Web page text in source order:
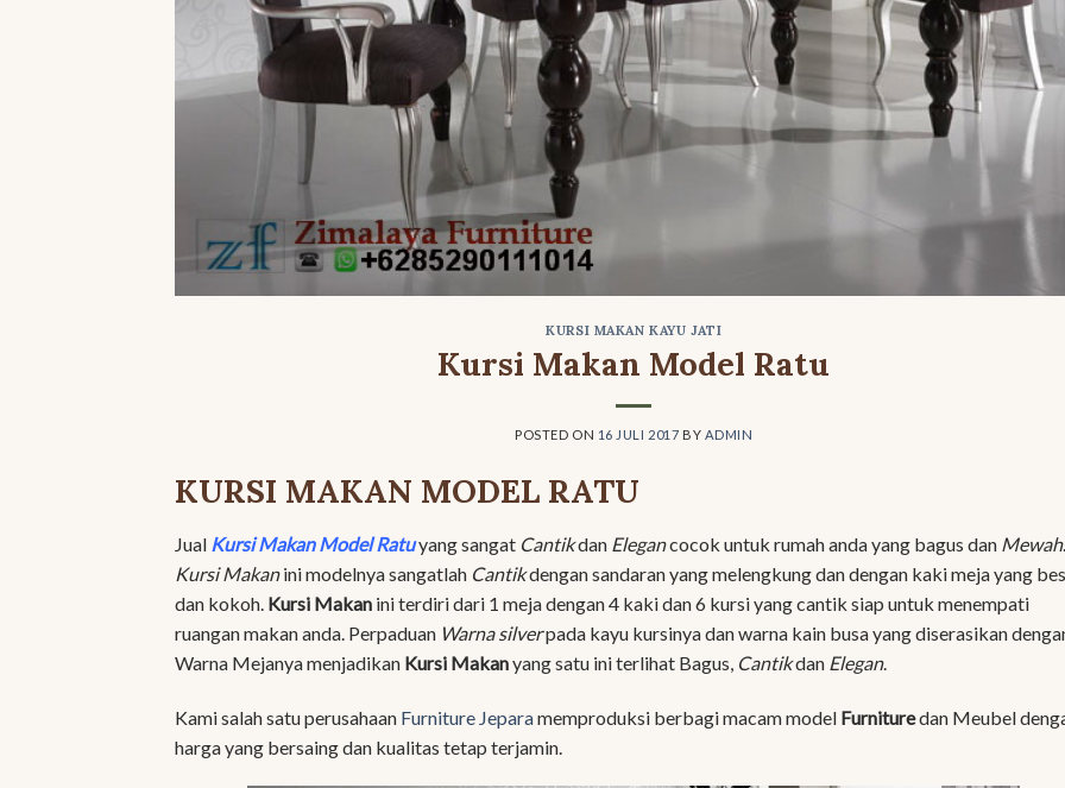
KURSI MAKAN KAYU JATI
Kursi Makan Model Ratu
POSTED ON 16 JULI 2017 BY ADMIN
KURSI MAKAN MODEL RATU
Jual Kursi Makan Model Ratuyang sangat Cantikdan Elegancocok untuk rumah anda yang bagus dan Mewah.
Kursi Makanini modelnya sangatlah Cantikdengan sandaran yang melengkung dan dengan kaki meja yang
dan kokoh. Kursi Makan ini terdiri dari 1 meja dengan 4 kaki dan 6 kursi yang cantik siap untuk menempati
ruangan makan anda. Perpaduan Warna silverpada kayu kursinya dan warna kain busa yang diserasikan
Warna Mejanya menjadikan Kursi Makanyang satu ini terlihat Bagus, Cantikdan Elegan.
Kami salah satu perusahaan Furniture Jeparamemproduksi berbagi macam model Furnituredan Meubel
harga yang bersaing dan kualitas tetap terjamin.